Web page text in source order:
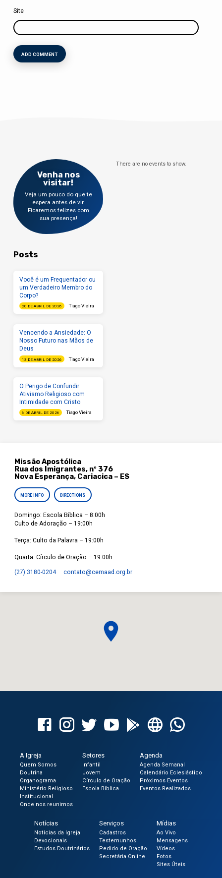
Site
Venha nos
visitar!
Veja um pouco do que te
espera antes de vir.
Ficaremos felizes com
sua presença!
There are no events to show.
Posts
Você é um Frequentador ou
um Verdadeiro Membro do
Corpo?
20 DE ABRIL DE 2026 Tiago Vieira
Vencendo a Ansiedade: O
Nosso Futuro nas Mãos de
Deus
13 DE ABRIL DE 2026 Tiago Vieira
O Perigo de Confundir
Ativismo Religioso com
Intimidade com Cristo
6 DE ABRIL DE 2026 Tiago Vieira
Missão Apostólica
Rua dos Imigrantes, nº 376
Nova Esperança, Cariacica – ES
MORE INFO DIRECTIONS
Domingo: Escola Bíblica – 8:00h
Culto de Adoração – 19:00h
Terça: Culto da Palavra – 19:00h
Quarta: Círculo de Oração – 19:00h
(27) 3180-0204 contato​@cemaad.org.br
A Igreja
Quem Somos
Doutrina
Organograma
Ministério Religioso
Institucional
Onde nos reunimos
Setores
Infantil
Jovem
Círculo de Oração
Escola Bíblica
Agenda
Agenda Semanal
Calendário Eclesiástico
Próximos Eventos
Eventos Realizados
Notícias
Notícias da Igreja
Devocionais
Estudos Doutrinários
Serviços
Cadastros
Testemunhos
Pedido de Oração
Secretária Online
Mídias
Ao Vivo
Mensagens
Vídeos
Fotos
Sites Úteis